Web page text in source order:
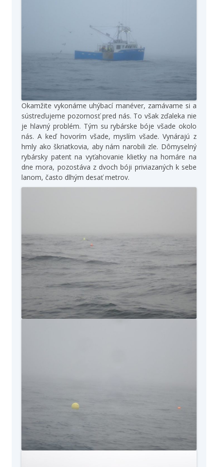
Okamžite vykonáme uhýbací manéver, zamávame si a
sústreďujeme pozornosť pred nás. To však zďaleka nie
je hlavný problém. Tým su rybárske bóje všade okolo
nás. A keď hovorím všade, myslím všade. Vynárajú z
hmly ako škriatkovia, aby nám narobili zle. Dômyselný
rybársky patent na vyťahovanie klietky na homáre na
dne mora, pozostáva z dvoch bóji priviazaných k sebe
lanom, často dlhým desať metrov.